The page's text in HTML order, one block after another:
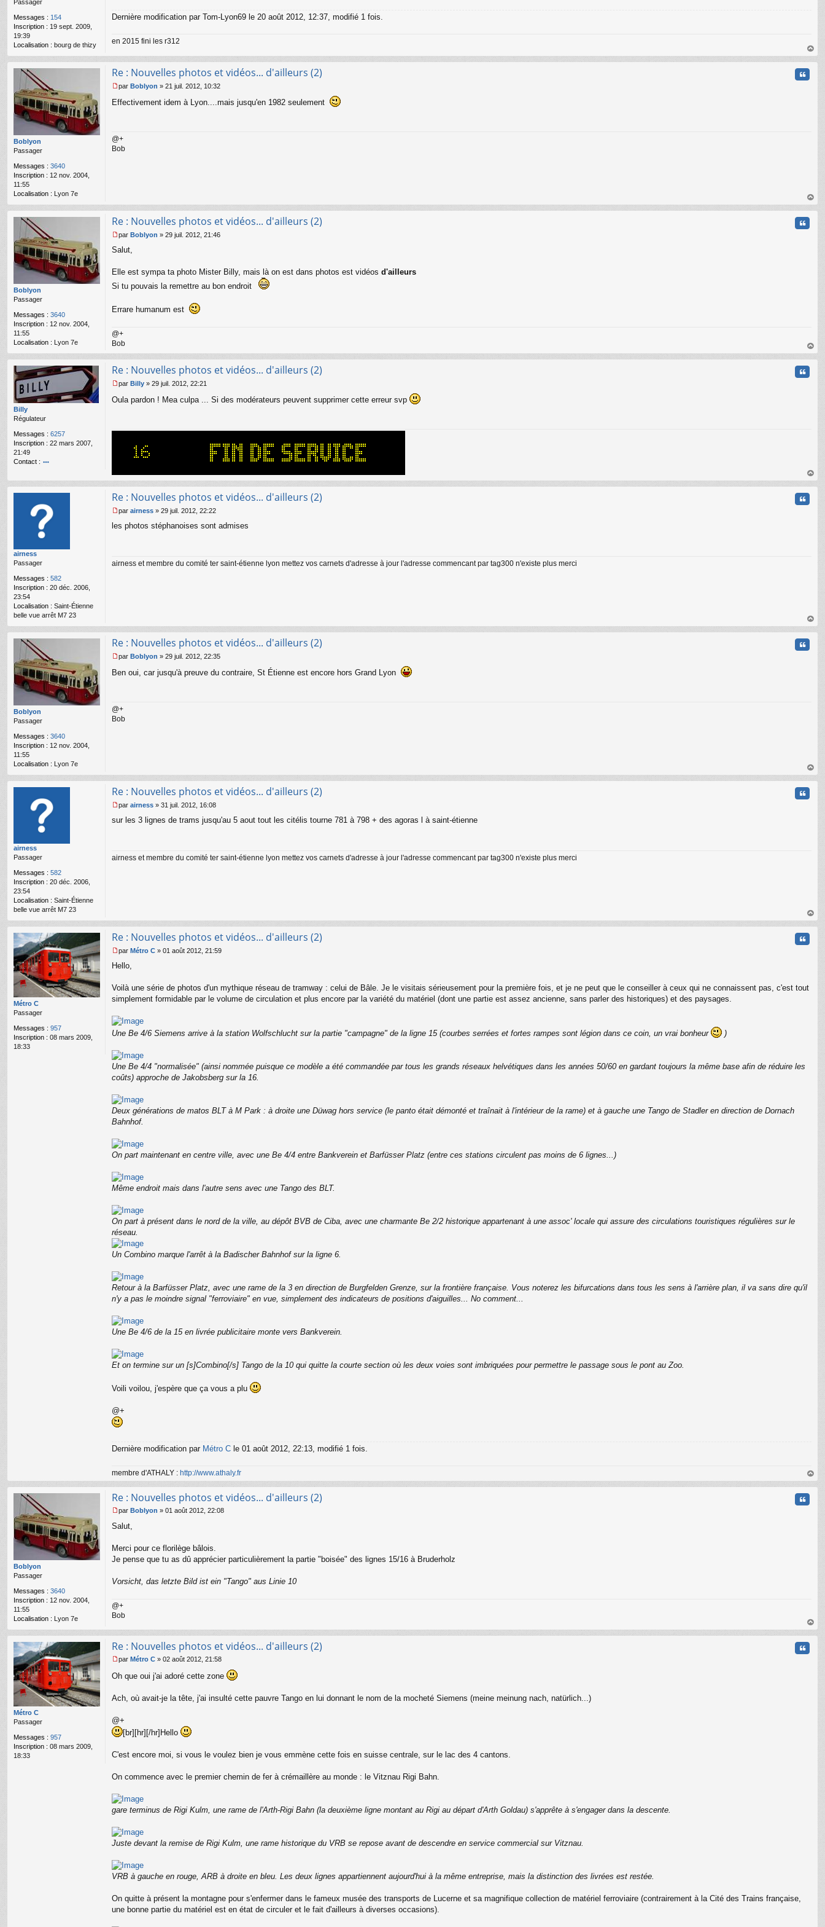
Passager
Messages : 154
Inscription : 19 sept. 2009,
19:39
Localisation : bourg de thizy
e
n
u
Dernière modification par Tom-Lyon69 le 20 août 2012, 12:37, modifié 1 fois.
en 2015 fini les r312
au
Boblyon
Passager
Messages : 3640
Inscription : 12 nov. 2004,
11:55
Localisation : Lyon 7e
Re : Nouvelles photos et vidéos... d'ailleurs (2)
e
g
e
par Boblyon » 21 juil. 2012, 10:32
Effectivement idem à Lyon....mais jusqu'en 1982 seulement
@+
Bob
au
Boblyon
Passager
Messages : 3640
Inscription : 12 nov. 2004,
11:55
Localisation : Lyon 7e
Re : Nouvelles photos et vidéos... d'ailleurs (2)
e
s
g
l
u
par Boblyon » 29 juil. 2012, 21:46
Salut,
Elle est sympa ta photo Mister Billy, mais là on est dans photos est vidéos d'ailleurs
Si tu pouvais la remettre au bon endroit
Errare humanum est
@+
Bob
au
Billy
Régulateur
Messages : 6257
Inscription : 22 mars 2007,
21:49
Contact :
nt
r
Bi
lly
Re : Nouvelles photos et vidéos... d'ailleurs (2)
e
l
par Billy » 29 juil. 2012, 22:21
Oula pardon ! Mea culpa ... Si des modérateurs peuvent supprimer cette erreur svp
au
airness
Passager
Messages : 582
Inscription : 20 déc. 2006,
23:54
Localisation : Saint-Étienne
belle vue arrêt M7 23
Re : Nouvelles photos et vidéos... d'ailleurs (2)
e
g
par airness » 29 juil. 2012, 22:22
les photos stéphanoises sont admises
airness et membre du comité ter saint-étienne lyon mettez vos carnets d'adresse à jour l'adresse commencant par tag300 n'existe plus merci
au
Boblyon
Passager
Messages : 3640
Inscription : 12 nov. 2004,
11:55
Localisation : Lyon 7e
Re : Nouvelles photos et vidéos... d'ailleurs (2)
e
g
e
par Boblyon » 29 juil. 2012, 22:35
Ben oui, car jusqu'à preuve du contraire, St Étienne est encore hors Grand Lyon
@+
Bob
au
airness
Passager
Messages : 582
Inscription : 20 déc. 2006,
23:54
Localisation : Saint-Étienne
belle vue arrêt M7 23
Re : Nouvelles photos et vidéos... d'ailleurs (2)
e
g
par airness » 31 juil. 2012, 16:08
sur les 3 lignes de trams jusqu'au 5 aout tout les citélis tourne 781 à 798 + des agoras l à saint-étienne
airness et membre du comité ter saint-étienne lyon mettez vos carnets d'adresse à jour l'adresse commencant par tag300 n'existe plus merci
au
Métro C
Passager
Messages : 957
Inscription : 08 mars 2009,
18:33
Re : Nouvelles photos et vidéos... d'ailleurs (2)
e
s
g
n
o
l
u
par Métro C » 01 août 2012, 21:59
Hello,
Voilà une série de photos d'un mythique réseau de tramway : celui de Bâle. Je le visitais sérieusement pour la première fois, et je ne peut que le conseiller à ceux qui ne connaissent pas, c'est tout
simplement formidable par le volume de circulation et plus encore par la variété du matériel (dont une partie est assez ancienne, sans parler des historiques) et des paysages.
Une Be 4/6 Siemens arrive à la station Wolfschlucht sur la partie "campagne" de la ligne 15 (courbes serrées et fortes rampes sont légion dans ce coin, un vrai bonheur )
Une Be 4/4 "normalisée" (ainsi nommée puisque ce modèle a été commandée par tous les grands réseaux helvétiques dans les années 50/60 en gardant toujours la même base afin de réduire les
coûts) approche de Jakobsberg sur la 16.
Deux générations de matos BLT à M Park : à droite une Düwag hors service (le panto était démonté et traînait à l'intérieur de la rame) et à gauche une Tango de Stadler en direction de Dornach
Bahnhof.
On part maintenant en centre ville, avec une Be 4/4 entre Bankverein et Barfüsser Platz (entre ces stations circulent pas moins de 6 lignes...)
Même endroit mais dans l'autre sens avec une Tango des BLT.
On part à présent dans le nord de la ville, au dépôt BVB de Ciba, avec une charmante Be 2/2 historique appartenant à une assoc' locale qui assure des circulations touristiques régulières sur le
réseau.
Un Combino marque l'arrêt à la Badischer Bahnhof sur la ligne 6.
Retour à la Barfüsser Platz, avec une rame de la 3 en direction de Burgfelden Grenze, sur la frontière française. Vous noterez les bifurcations dans tous les sens à l'arrière plan, il va sans dire qu'il
n'y a pas le moindre signal "ferroviaire" en vue, simplement des indicateurs de positions d'aiguilles... No comment...
Une Be 4/6 de la 15 en livrée publicitaire monte vers Bankverein.
Et on termine sur un [s]Combino[/s] Tango de la 10 qui quitte la courte section où les deux voies sont imbriquées pour permettre le passage sous le pont au Zoo.
Voili voilou, j'espère que ça vous a plu
@+
Dernière modification par Métro C le 01 août 2012, 22:13, modifié 1 fois.
membre d'ATHALY : http://www.athaly.fr
au
Boblyon
Passager
Messages : 3640
Inscription : 12 nov. 2004,
11:55
Localisation : Lyon 7e
Re : Nouvelles photos et vidéos... d'ailleurs (2)
e
s
g
n
u
par Boblyon » 01 août 2012, 22:08
Salut,
Merci pour ce florilège bâlois.
Je pense que tu as dû apprécier particulièrement la partie "boisée" des lignes 15/16 à Bruderholz
Vorsicht, das letzte Bild ist ein "Tango" aus Linie 10
@+
Bob
au
Métro C
Passager
Messages : 957
Inscription : 08 mars 2009,
18:33
Re : Nouvelles photos et vidéos... d'ailleurs (2)
e
a
e
n
l
par Métro C » 02 août 2012, 21:58
Oh que oui j'ai adoré cette zone
Ach, où avait-je la tête, j'ai insulté cette pauvre Tango en lui donnant le nom de la mocheté Siemens (meine meinung nach, natürlich...)
@+
[br][hr][/hr]Hello
C'est encore moi, si vous le voulez bien je vous emmène cette fois en suisse centrale, sur le lac des 4 cantons.
On commence avec le premier chemin de fer à crémaillère au monde : le Vitznau Rigi Bahn.
gare terminus de Rigi Kulm, une rame de l'Arth-Rigi Bahn (la deuxième ligne montant au Rigi au départ d'Arth Goldau) s'apprête à s'engager dans la descente.
Juste devant la remise de Rigi Kulm, une rame historique du VRB se repose avant de descendre en service commercial sur Vitznau.
VRB à gauche en rouge, ARB à droite en bleu. Les deux lignes appartiennent aujourd'hui à la même entreprise, mais la distinction des livrées est restée.
On quitte à présent la montagne pour s'enfermer dans le fameux musée des transports de Lucerne et sa magnifique collection de matériel ferroviaire (contrairement à la Cité des Trains française,
une bonne partie du matériel est en état de circuler et le fait d'ailleurs à diverses occasions).